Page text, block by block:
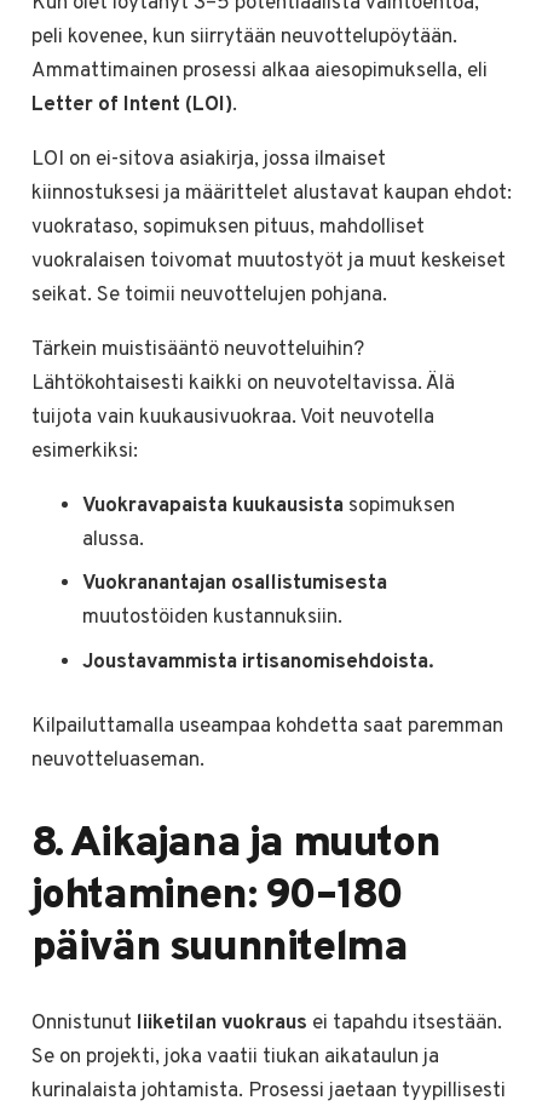
peli kovenee, kun siirrytään neuvottelupöytään.
Ammattimainen prosessi alkaa aiesopimuksella, eli
Letter of Intent (LOI).
LOI on ei-sitova asiakirja, jossa ilmaiset
kiinnostuksesi ja määrittelet alustavat kaupan ehdot:
vuokrataso, sopimuksen pituus, mahdolliset
vuokralaisen toivomat muutostyöt ja muut keskeiset
seikat. Se toimii neuvottelujen pohjana.
Tärkein muistisääntö neuvotteluihin?
Lähtökohtaisesti kaikki on neuvoteltavissa. Älä
tuijota vain kuukausivuokraa. Voit neuvotella
esimerkiksi:
Vuokravapaista kuukausista sopimuksen
alussa.
Vuokranantajan osallistumisesta
muutostöiden kustannuksiin.
Joustavammista irtisanomisehdoista.
Kilpailuttamalla useampaa kohdetta saat paremman
neuvotteluaseman.
8. Aikajana ja muuton
johtaminen: 90–180
päivän suunnitelma
Onnistunut liiketilan vuokraus ei tapahdu itsestään.
Se on projekti, joka vaatii tiukan aikataulun ja
kurinalaista johtamista. Prosessi jaetaan tyypillisesti